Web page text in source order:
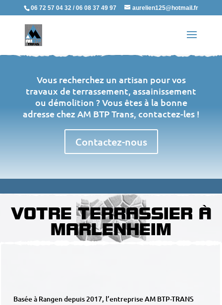
06 72 57 04 32 / 06 08 37 49 97 aurelien125@hotmail.fr
Vous recherchez un artisan pour vos
travaux de terrassement, assainissement
ou démolition ? Vous êtes à la bonne
adresse chez AM BTP Trans, contactez-les !
Contactez-nous
VOTRE TERRASSIER À
MARLENHEIM
Basée à Rangen depuis 2017, l’entreprise AM BTP-TRANS